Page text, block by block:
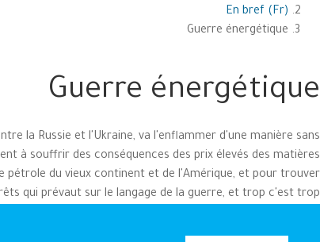
En bref (Fr)
Guerre énergétique
Guerre énergétique
la Russie et l'Ukraine, va l'enflammer d'une manière sans
à souffrir des conséquences des prix élevés des matières
pétrole du vieux continent et de l'Amérique, et pour trouver
qui prévaut sur le langage de la guerre, et trop c'est trop.